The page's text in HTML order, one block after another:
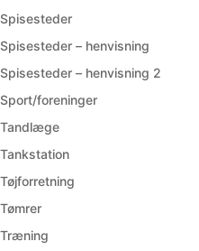
Spisesteder
Spisesteder – henvisning
Spisesteder – henvisning 2
Sport/foreninger
Tandlæge
Tankstation
Tøjforretning
Tømrer
Træning